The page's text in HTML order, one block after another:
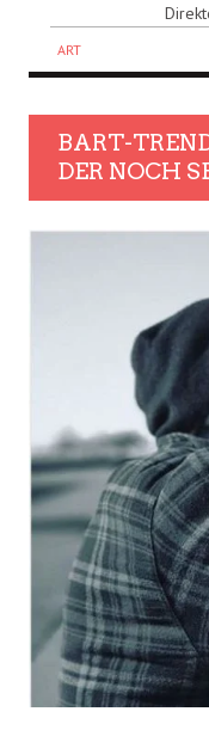
ART
BART-
DER NOCH